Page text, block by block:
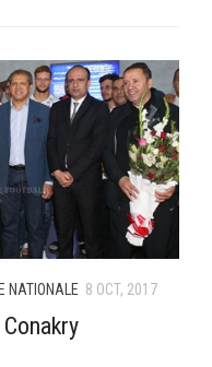
NATIONALE 8 OCT, 2017